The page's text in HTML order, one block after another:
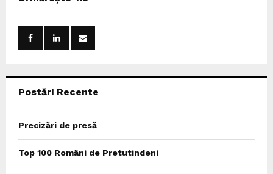
h
Postări Recente
Precizări de presă
Top 100 Români de Pretutindeni